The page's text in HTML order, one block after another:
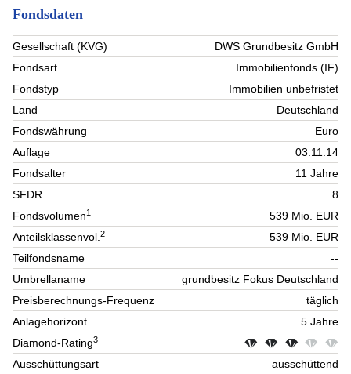
Fondsdaten
Gesellschaft (KVG)
DWS Grundbesitz GmbH
Fondsart
Immobilienfonds (IF)
Fondstyp
Immobilien unbefristet
Land
Deutschland
Fondswährung
Euro
Auflage
03.11.14
Fondsalter
11 Jahre
SFDR
8
Fondsvolumen1
539 Mio. EUR
Anteilsklassenvol.2
539 Mio. EUR
Teilfondsname
--
Umbrellaname
grundbesitz Fokus Deutschland
Preisberechnungs-Frequenz
täglich
Anlagehorizont
5 Jahre
Diamond-Rating3
Ausschüttungsart ausschüttend